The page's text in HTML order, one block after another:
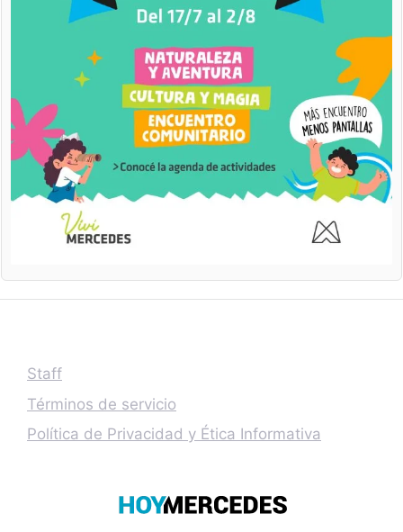
Staff
Términos de servicio
Política de Privacidad y Ética Informativa